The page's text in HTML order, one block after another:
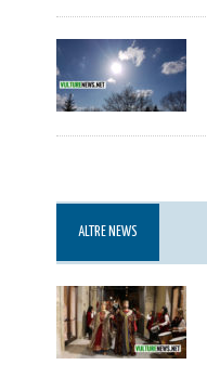
ALTRE NEWS